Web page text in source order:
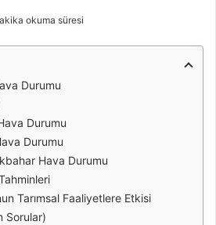
okuma süresi
Durumu
Durumu
Durumu
Hava Durumu
Tarımsal Faaliyetlere Etkisi
Sorular)